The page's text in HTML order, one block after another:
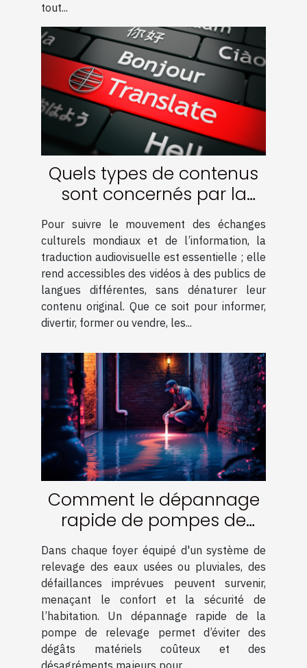
tout...
Quels types de contenus
sont concernés par la
traduction audiovisuelle ?
Pour suivre le mouvement des échanges
culturels mondiaux et de l’information, la
traduction audiovisuelle est essentielle ; elle
rend accessibles des vidéos à des publics de
langues différentes, sans dénaturer leur
contenu original. Que ce soit pour informer,
divertir, former ou vendre, les...
Comment le dépannage
rapide de pompes de
relevage peut éviter des
catastrophes
domestiques ?
Dans chaque foyer équipé d'un système de
relevage des eaux usées ou pluviales, des
défaillances imprévues peuvent survenir,
menaçant le confort et la sécurité de
l’habitation. Un dépannage rapide de la
pompe de relevage permet d’éviter des
dégâts matériels coûteux et des
désagréments majeurs pour...